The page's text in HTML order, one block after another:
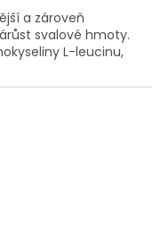
a zároveň
svalové hmoty.
L-leucinu,